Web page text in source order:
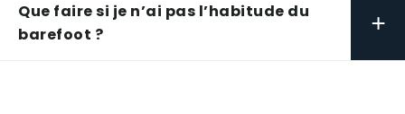
Que faire si je n’ai pas l’habitude du
barefoot ?
+